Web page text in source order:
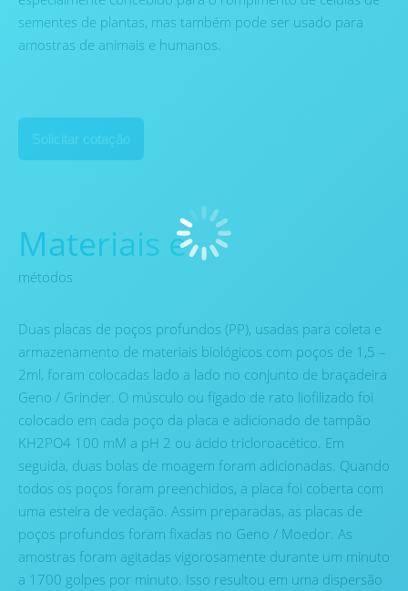
sementes de plantas, mas também pode ser usado para
amostras de animais e humanos.
Solicitar cotação
Materiais e
métodos
Duas placas de poços profundos (PP), usadas para coleta e
armazenamento de materiais biológicos com poços de 1,5 –
2ml, foram colocadas lado a lado no conjunto de braçadeira
Geno / Grinder. O músculo ou fígado de rato liofilizado foi
colocado em cada poço da placa e adicionado de tampão
KH2PO4 100 mM a pH 2 ou ácido tricloroacético. Em
seguida, duas bolas de moagem foram adicionadas. Quando
todos os poços foram preenchidos, a placa foi coberta com
uma esteira de vedação. Assim preparadas, as placas de
poços profundos foram fixadas no Geno / Moedor. As
amostras foram agitadas vigorosamente durante um minuto
a 1700 golpes por minuto. Isso resultou em uma dispersão